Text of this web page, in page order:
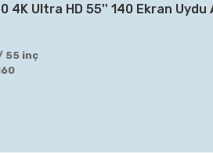
4K Ultra HD 55'' 140 Ekran Uydu
55 inç